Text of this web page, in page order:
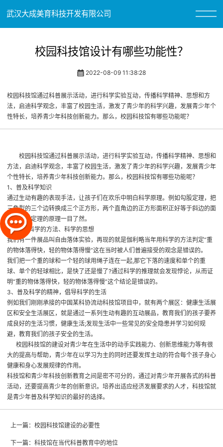
武汉大成美育科技开发有限公司
校园科技馆设计有哪些功能性？
2022-08-09 11:38:28
校园科技馆通过科普展示活动，进行科学实验互动，传播科学精神、思想和方
法，启迪科学观念，丰富了校园生活，激发了青少年的科学兴趣，发展青少年个
性特长，培养青少年科技创新能力。那么，校园科技馆有哪些功能呢？
校园科技馆通过科普展示活动，进行科学实验互动，传播科学精神、思想和
方法，启迪科学观念，丰富了校园生活，激发了青少年的科学兴趣，发展青少年
个性特长，培养青少年科技创新能力。那么，校园科技馆有哪些功能呢？
1、普及科学知识
通过生动有趣的表现手法，让孩子们在欢乐中明白科学原理。例如勾股定理，把
三角型的三个边转换成三个正方形，两个直角边的正方形面积正好等于斜边的面
积，勾股定理的原理一目了然。
2、普及科学的方法、科学的思想
我们有一件展品叫自由落体实验，再现的就是伽利略当年用科学的方法判定“重
的物体落得快，轻的物体落得慢”这在当时被人们普遍接受的观念是错误的。
我们把一个重的球和一个轻的球用绳子连在一起,那它下落的速度和单个的重
球、单个的轻球相比，是快了还是慢了?通过科学的推理就会发现悖论，从而证
明“重的物体落得快，轻的物体落得慢”这个结论是错误的。
3、普及科学的精神，倡导科学的生活
例如我们刚刚承接的中国某科协流动科技馆项目中，就有两个展区：健康生活展
区和安全生活展区，就是通过一系列生动有趣的互动展品，教育我们的孩子要养
成良好的生活习惯，健康生活;发现生活中一些常见的安全隐患并学习如何规
避，教育我们的孩子安全的生活。
校园科技馆的建设对青少年在生活中的动手实践能力、创新思维能力等有很
大的提高与帮助，青少年在以学习为主的同时还要发挥主动的符合每个孩子身心
健康和身心发展规律的作用。
科技馆和青少年科技创新教育之间是密不可分的，通过对青少年开展各式的科普
活动，还要提高青少年的创新意识。培养出适应经济发展要求的人才，科技馆就
是青少年普及科学知识的最好的选择。
上一篇： 校园科技馆建设的必要性
下一篇： 科技馆在当代科普教育中的地位